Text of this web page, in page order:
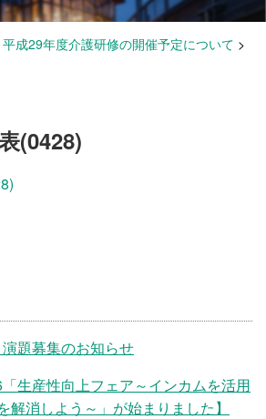
平成29年度介護研修の開催予定について >
(0428)
題募集のお知らせ
「生産性向上フェア～インカムを活用
解消しよう～」が始まりました】